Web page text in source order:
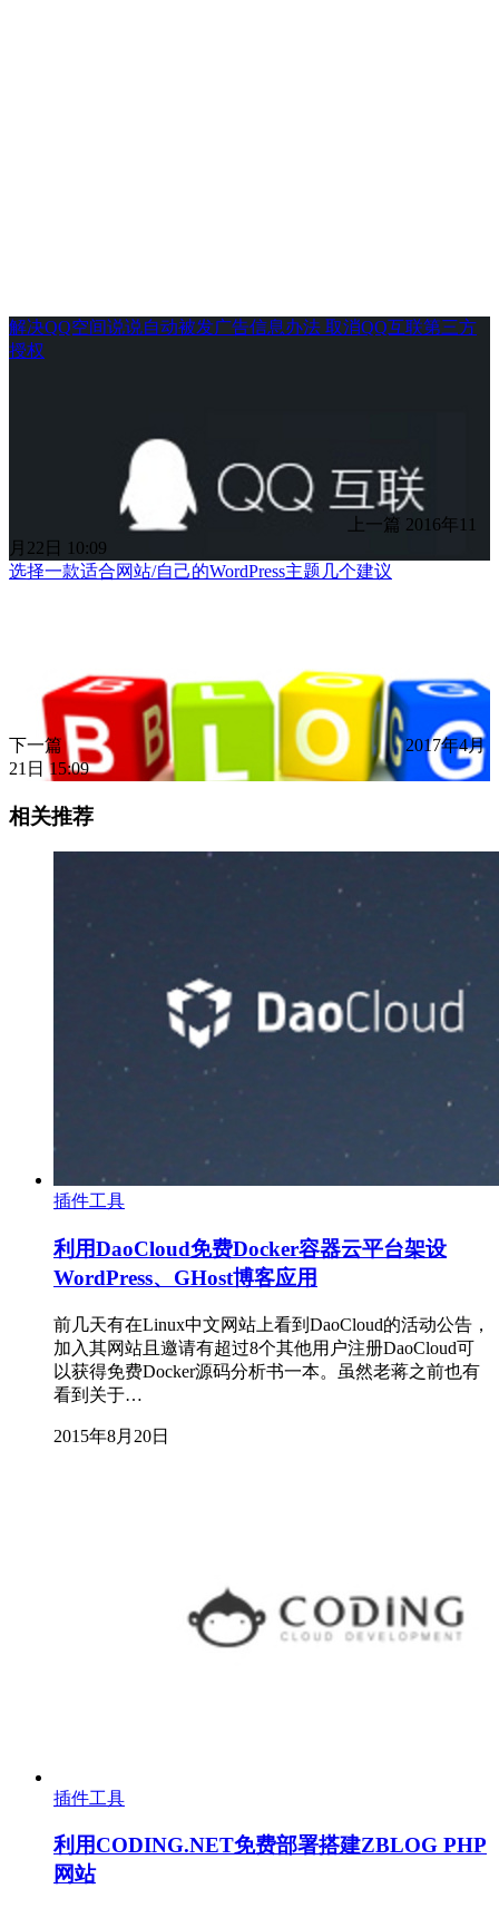
解决QQ空间说说自动被发广告信息办法 取消QQ互联第三方
授权
上一篇 2016年11
月22日 10:09
选择一款适合网站/自己的WordPress主题几个建议
下一篇
2017年4月
21日 15:09
相关推荐
插件工具
利用DaoCloud免费Docker容器云平台架设
WordPress、GHost博客应用
前几天有在Linux中文网站上看到DaoCloud的活动公告，
加入其网站且邀请有超过8个其他用户注册DaoCloud可
以获得免费Docker源码分析书一本。虽然老蒋之前也有
看到关于…
2015年8月20日
插件工具
利用CODING.NET免费部署搭建ZBLOG PHP
网站